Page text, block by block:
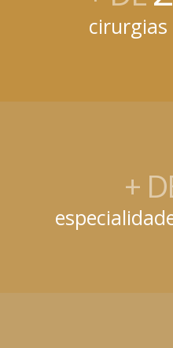
cirurgias
+